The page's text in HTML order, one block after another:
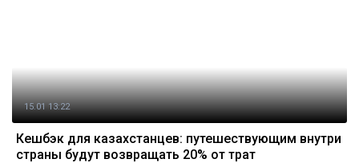
15.01 13:22
Кешбэк для казахстанцев: путешествующим внутри
страны будут возвращать 20% от трат